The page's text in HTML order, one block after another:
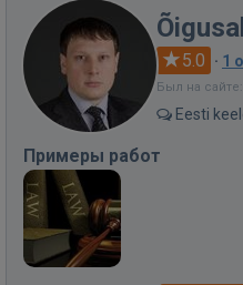
5.0 · 1
Был на
Eesti
Примеры работ